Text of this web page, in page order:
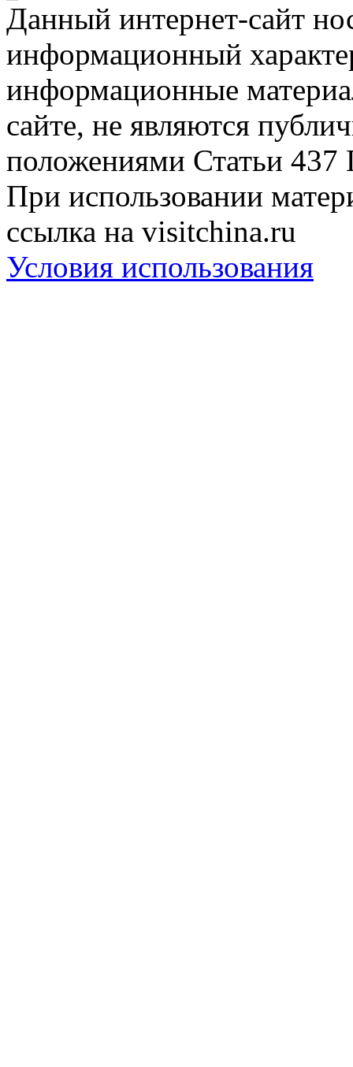
Данный интернет-сайт
информационный
информационные
сайте, не являются
положениями Статьи 437
При использовании
ссылка на visitchina.ru
Условия использования